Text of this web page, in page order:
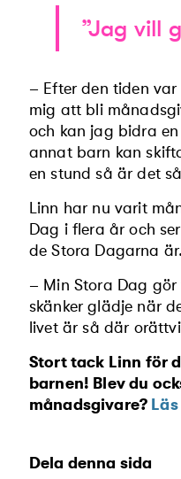
”Jag vill
– Efter den tiden
mig att bli
och kan jag bidra
annat barn kan
en stund så är det
Linn har nu varit
Dag i flera år och
de Stora Dagarna är.
– Min Stora Dag
skänker glädje när
livet är så där
Stort tack Linn för
barnen! Blev du
månadsgivare?
Dela denna sida